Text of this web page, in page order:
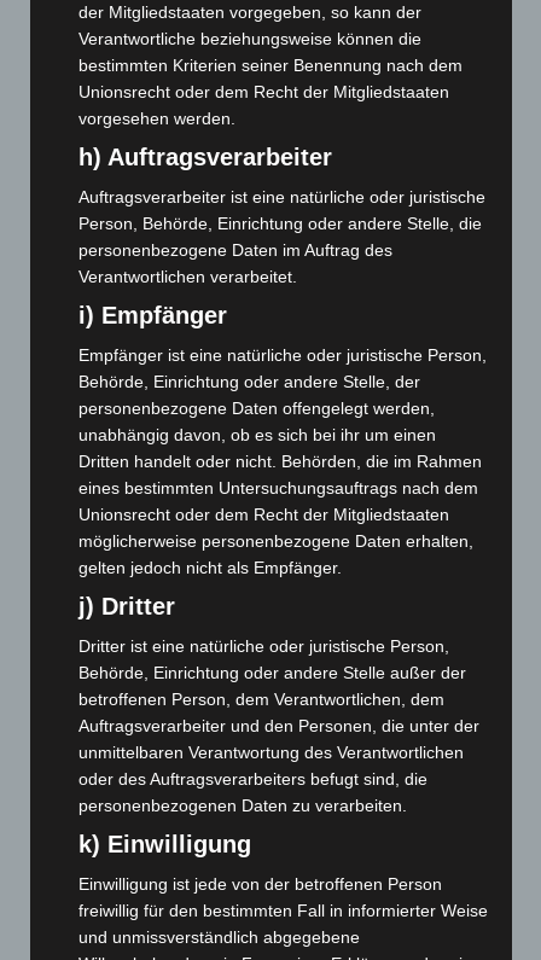
August 2026(14)
Juli 2026(73)
Juni 2026(139)
April 2026
März 2026
(115)
Februar 2026(109)
Januar 2026(122)
Dezember 2025(103)
November 2025 (114)
Oktober 2025 (112)
September 2025 (93)
August 2025(90)
Juni 2025(103)
Mai 2025(112)
April 2025(88)
März 2025(111)
Februar 2025(96)
Januar 2025(88)
Dezember 2024(89)
November 2024(94)
September 2024
(112)
August 2024 (107)
Juli 2024 (89)
der Mitgliedstaaten vorgegeben, so kann der
Verantwortliche beziehungsweise können die
bestimmten Kriterien seiner Benennung nach dem
Unionsrecht oder dem Recht der Mitgliedstaaten
vorgesehen werden.
h) Auftragsverarbeiter
Auftragsverarbeiter ist eine natürliche oder juristische
Person, Behörde, Einrichtung oder andere Stelle, die
personenbezogene Daten im Auftrag des
Verantwortlichen verarbeitet.
i) Empfänger
Empfänger ist eine natürliche oder juristische Person,
Behörde, Einrichtung oder andere Stelle, der
personenbezogene Daten offengelegt werden,
unabhängig davon, ob es sich bei ihr um einen
Dritten handelt oder nicht. Behörden, die im Rahmen
eines bestimmten Untersuchungsauftrags nach dem
Unionsrecht oder dem Recht der Mitgliedstaaten
möglicherweise personenbezogene Daten erhalten,
gelten jedoch nicht als Empfänger.
j) Dritter
Dritter ist eine natürliche oder juristische Person,
Behörde, Einrichtung oder andere Stelle außer der
betroffenen Person, dem Verantwortlichen, dem
Auftragsverarbeiter und den Personen, die unter der
unmittelbaren Verantwortung des Verantwortlichen
oder des Auftragsverarbeiters befugt sind, die
personenbezogenen Daten zu verarbeiten.
k) Einwilligung
Einwilligung ist jede von der betroffenen Person
freiwillig für den bestimmten Fall in informierter Weise
und unmissverständlich abgegebene